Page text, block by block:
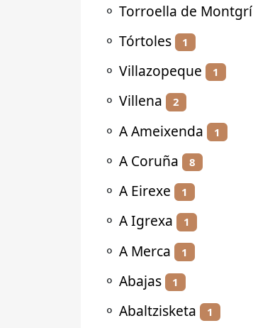
⚬ Torroella de Montgrí
⚬ Tórtoles 1
⚬ Villazopeque 1
⚬ Villena 2
⚬ A Ameixenda 1
⚬ A Coruña 8
⚬ A Eirexe 1
⚬ A Igrexa 1
⚬ A Merca 1
⚬ Abajas 1
⚬ Abaltzisketa 1